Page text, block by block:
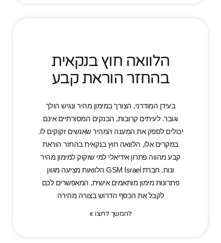
הלוואה חוץ בנקאית
בהחזר הוראת קבע
בעידן המודרני, הצורך במימון מהיר ונגיש הולך
וגובר. לעיתים קרובות, הבנקים המסורתיים אינם
יכולים לספק את המענה המהיר שאנשים זקוקים לו.
במקרים אלו, הלוואה חוץ בנקאית בהחזר הוראת
קבע מהווה פתרון אידיאלי למי שזקוק למימון מהיר
ונוח. חברת GSM Israel הלוואות מציעה מגוון
פתרונות מימון מותאמים אישית, המאפשרים לכם
לקבל את הכסף הדרוש בצורה מהירה
להמשך לחצו »